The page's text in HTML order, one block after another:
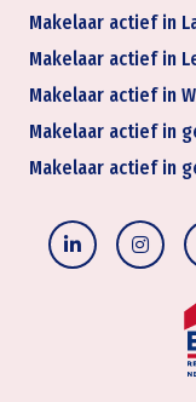
Makelaar actief in
Makelaar actief in
Makelaar actief in
Makelaar actief in
Makelaar actief in